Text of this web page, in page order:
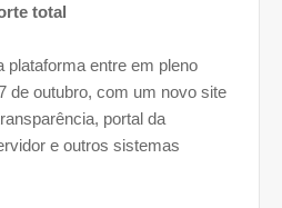
total
plataforma entre em pleno
de outubro, com um novo site
portal da
e outros sistemas